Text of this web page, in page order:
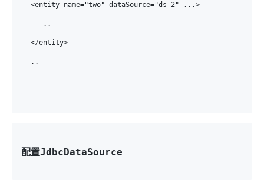
<entity name="two" dataSource="ds-2" ...>
   ..
</entity>
..
配置JdbcDataSource